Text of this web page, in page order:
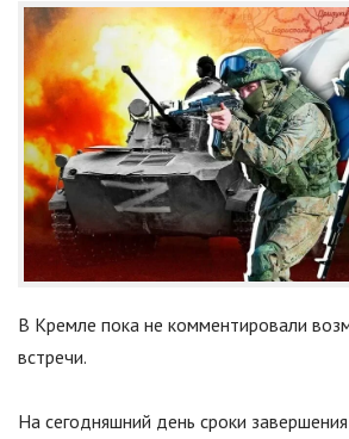
В Кремле пока не комментировали
встречи.
На сегодняшний день сроки